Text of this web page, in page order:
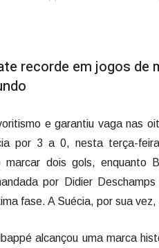
recorde em jogos de
e garantiu vaga nas
por 3 a 0, nesta terça-
dois gols, enquanto
por Didier
fase. A Suécia, por sua vez,
alcançou uma marca